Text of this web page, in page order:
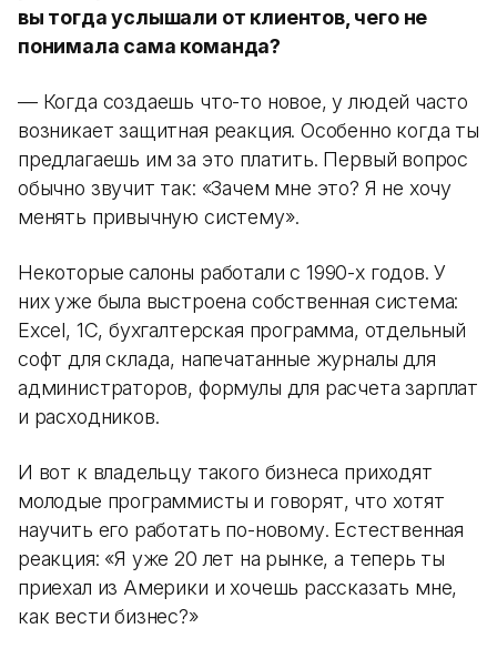
вы тогда услышали от клиентов, чего не
понимала сама команда?
— Когда создаешь что-то новое, у людей часто
возникает защитная реакция. Особенно когда ты
предлагаешь им за это платить. Первый вопрос
обычно звучит так: «Зачем мне это? Я не хочу
менять привычную систему».
Некоторые салоны работали с 1990-х годов. У
них уже была выстроена собственная система:
Excel, 1С, бухгалтерская программа, отдельный
софт для склада, напечатанные журналы для
администраторов, формулы для расчета зарплат
и расходников.
И вот к владельцу такого бизнеса приходят
молодые программисты и говорят, что хотят
научить его работать по-новому. Естественная
реакция: «Я уже 20 лет на рынке, а теперь ты
приехал из Америки и хочешь рассказать мне,
как вести бизнес?»